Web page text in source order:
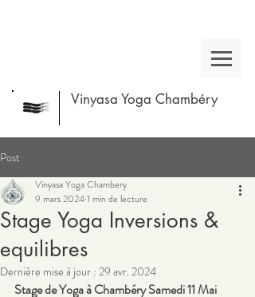
Vinyasa Yoga Chambéry
Post
Stage Yoga Inversions &
equilibres
Vinyasa Yoga Chambery
9 mars 20241 min de lecture
Dernière mise à jour : 29 avr. 2024
Stage de Yoga à Chambéry Samedi 11 Mai